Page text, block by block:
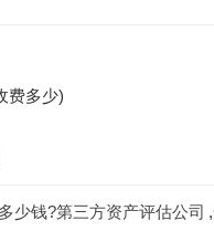
费多少)
少钱?第三方资产评估公司